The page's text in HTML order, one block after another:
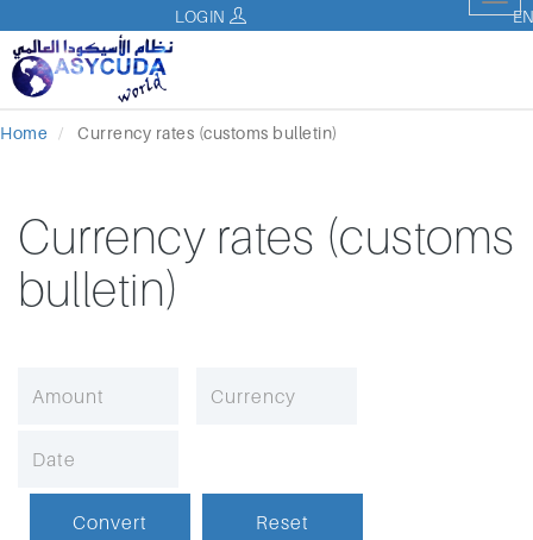
LOGIN
Home Currency rates (customs bulletin)
Currency rates (customs
bulletin)